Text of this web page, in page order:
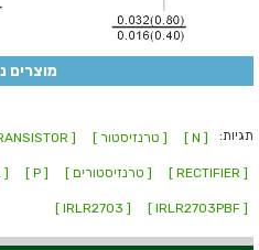
מוצרים
תגיות: [ N ] [ טרנזיסטור ] [ TRANSISTOR ]
[ RECTIFIER ] [ טרנזיסטורים ] [ P ]
[ CHANNEL ]
[ IRLR2703PBF ]
[ IRLR2703 ]